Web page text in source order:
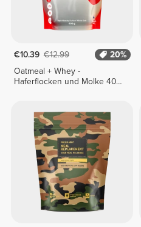
€10.39 €12.99
20%
Oatmeal + Whey -
Haferflocken und Molke 400